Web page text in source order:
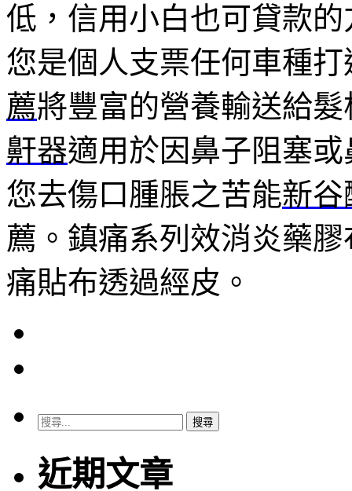
低，信用小白也可貸款
您是個人支票任何車種
薦將豐富的營養輸送給
鼾器適用於因鼻子阻塞
您去傷口腫脹之苦能新谷
薦。鎮痛系列效消炎藥膠
痛貼布透過經皮。
搜
關
鍵
近期文章